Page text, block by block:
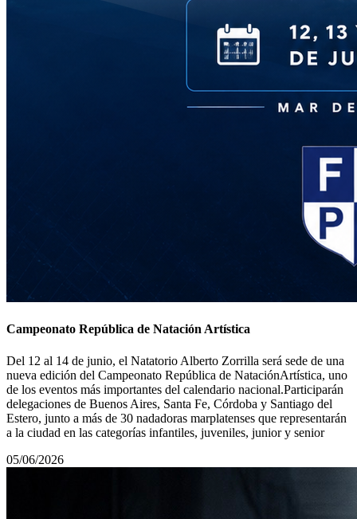
Campeonato República de Natación Artística
Del 12 al 14 de junio, el Natatorio Alberto Zorrilla será sede de una
nueva edición del Campeonato República de NataciónArtística, uno
de los eventos más importantes del calendario nacional.Participarán
delegaciones de Buenos Aires, Santa Fe, Córdoba y Santiago del
Estero, junto a más de 30 nadadoras marplatenses que representarán
a la ciudad en las categorías infantiles, juveniles, junior y senior
05/06/2026